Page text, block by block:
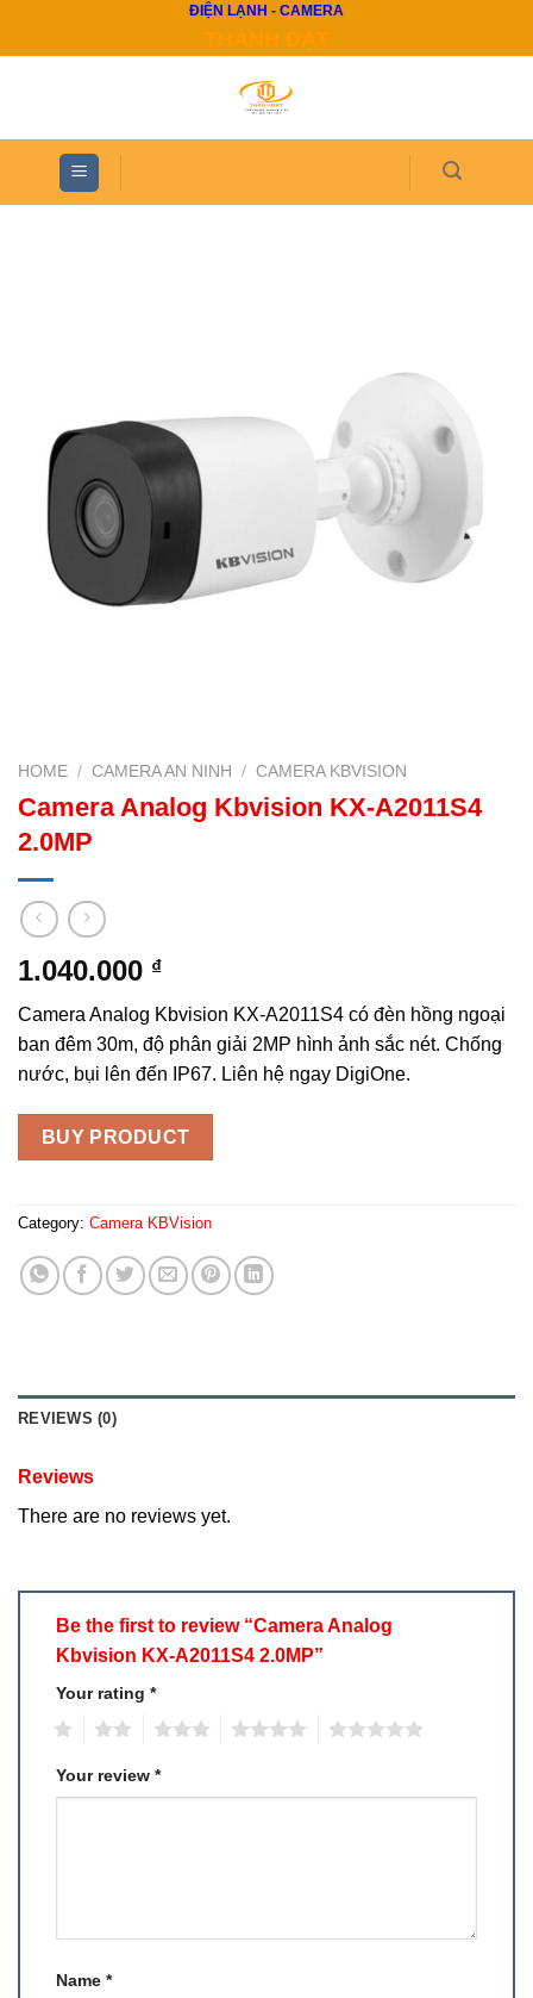
ĐIỆN LẠNH - CAMERA
HOME / CAMERA AN NINH / CAMERA KBVISION
Camera Analog Kbvision KX-A2011S4
2.0MP
1.040.000 ₫
Camera Analog Kbvision KX-A2011S4 có đèn hồng ngoại
ban đêm 30m, độ phân giải 2MP hình ảnh sắc nét. Chống
nước, bụi lên đến IP67. Liên hệ ngay DigiOne.
BUY PRODUCT
Category: Camera KBVision
REVIEWS (0)
Reviews
There are no reviews yet.
Be the first to review “Camera Analog
Kbvision KX-A2011S4 2.0MP”
Your rating *
Your review *
Name *